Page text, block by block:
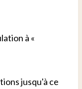
à «
jusqu'à ce